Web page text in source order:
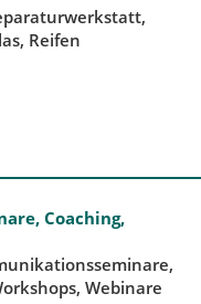
Reifen
Coaching,
Webinare